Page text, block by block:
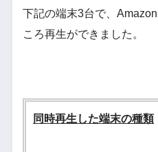
下記の端末3台で、
ころ再生ができました。
同時再生した端末の種類